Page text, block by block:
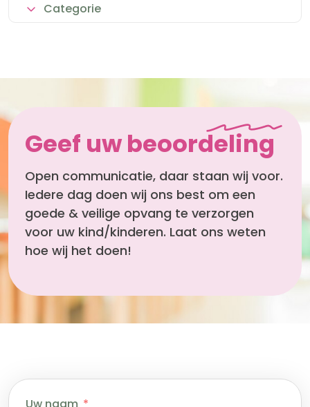
Categorie
Geef uw beoordeling
Open communicatie, daar staan wij voor.
Iedere dag doen wij ons best om een
goede & veilige opvang te verzorgen
voor uw kind/kinderen. Laat ons weten
hoe wij het doen!